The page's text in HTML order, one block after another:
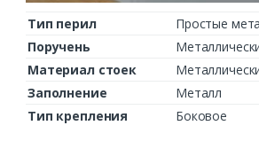
Тип перил
Простые
Поручень
Материал стоек
Заполнение
Металл
Тип крепления
Боковое